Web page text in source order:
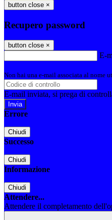
button close ×
Recupero password
button close ×
E-
Non hai una e-mail associata al nome
E-mail inviata, si prega di
Errore
Chiudi
Successo
Chiudi
Informazione
Chiudi
Attendere...
Attendere il completamento